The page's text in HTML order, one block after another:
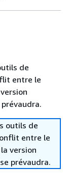
de
entre le
outils de
entre le
version
prévaudra.